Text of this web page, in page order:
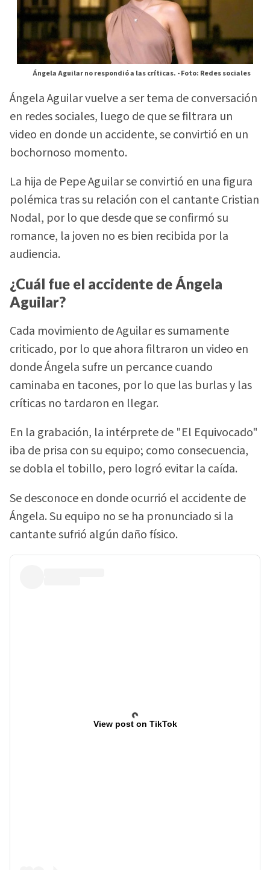
Ángela Aguilar no respondió a las críticas. -Foto: Redes sociales
Ángela Aguilar vuelve a ser tema de conversación
en redes sociales, luego de que se filtrara un
video en donde un accidente, se convirtió en un
bochornoso momento.
La hija de Pepe Aguilar se convirtió en una figura
polémica tras su relación con el cantante Cristian
Nodal, por lo que desde que se confirmó su
romance, la joven no es bien recibida por la
audiencia.
¿Cuál fue el accidente de Ángela
Aguilar?
Cada movimiento de Aguilar es sumamente
criticado, por lo que ahora filtraron un video en
donde Ángela sufre un percance cuando
caminaba en tacones, por lo que las burlas y las
críticas no tardaron en llegar.
En la grabación, la intérprete de "El Equivocado"
iba de prisa con su equipo; como consecuencia,
se dobla el tobillo, pero logró evitar la caída.
Se desconoce en donde ocurrió el accidente de
Ángela. Su equipo no se ha pronunciado si la
cantante sufrió algún daño físico.
View post on TikTok